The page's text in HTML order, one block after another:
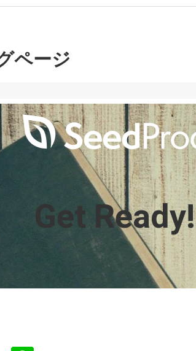
ページ
Get Ready!